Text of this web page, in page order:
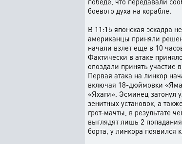
боевого духа на корабле.
В 11:15 японская эскадра
американцы приняли
начали взлет еще в 10
Фактически в атаке
опоздали принять участие
Первая атака на линкор
включая 18-дюймовки
«Яхаги». Эсминец затонул
зенитных установок, а
грот-мачты, в результате
выглядят лишь 2
борта, у линкора появился